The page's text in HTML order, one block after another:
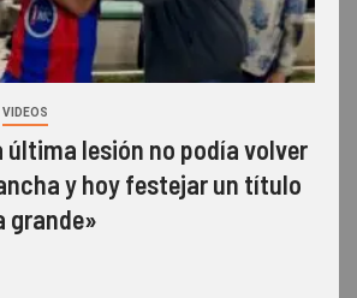
VIDEOS
última lesión no podía volver
y hoy festejar un título
grande»